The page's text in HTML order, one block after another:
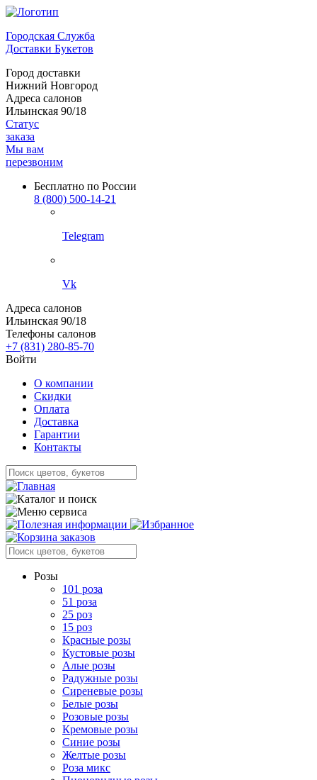
Городская Служба
Доставки Букетов
Город доставки
Нижний Новгород
Адреса салонов
Ильинская 90/18
Статус
заказа
Мы вам
перезвоним
Бесплатно по России
8 (800) 500-14-21
Telegram
Vk
Адреса салонов
Ильинская 90/18
Телефоны салонов
+7 (831) 280-85-70
Войти
О компании
Скидки
Оплата
Доставка
Гарантии
Контакты
Розы
101 роза
51 роза
25 роз
15 роз
Красные розы
Кустовые розы
Алые розы
Радужные розы
Сиреневые розы
Белые розы
Розовые розы
Кремовые розы
Синие розы
Желтые розы
Роза микс